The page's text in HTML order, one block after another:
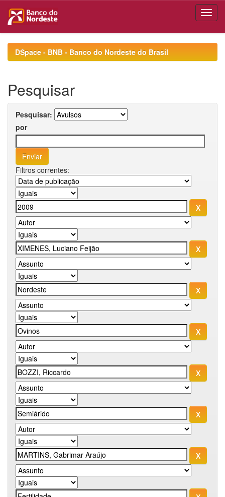
navigationDSpace - BNB - Banco do Nordeste do Brasil
Pesquisar
Pesquisar:
por
Filtros correntes: